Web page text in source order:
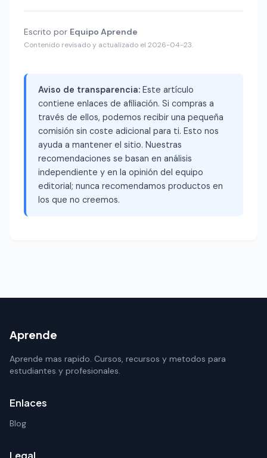
Escrito por Equipo Aprende
Contenido revisado y actualizado el 2026-04-23.
Aviso de transparencia: Este artículo
contiene enlaces de afiliación. Si compras a
través de ellos, podemos recibir una pequeña
comisión sin coste adicional para ti. Esto nos
ayuda a mantener el sitio. Nuestras
recomendaciones se basan en análisis
independiente y en la opinión del equipo
editorial; nunca recomendamos productos en
los que no creemos.
Aprende
Aprende mas rapido. Cursos, recursos y metodos para
estudiantes y profesionales.
Enlaces
Blog